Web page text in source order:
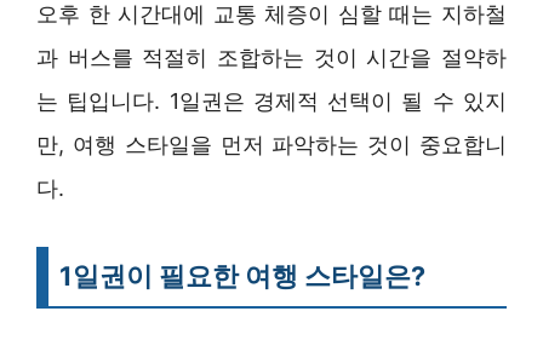
오후 한 시간대에 교통 체증이 심할 때는 지하철
과 버스를 적절히 조합하는 것이 시간을 절약하
는 팁입니다. 1일권은 경제적 선택이 될 수 있지
만, 여행 스타일을 먼저 파악하는 것이 중요합니
다.
1일권이 필요한 여행 스타일은?